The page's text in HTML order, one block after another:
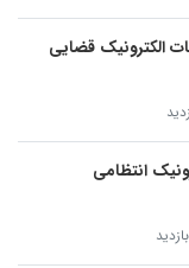
الکترونیک قضایی
انتظامی